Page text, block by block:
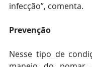
infecção”, comenta.
Prevenção
Nesse tipo de